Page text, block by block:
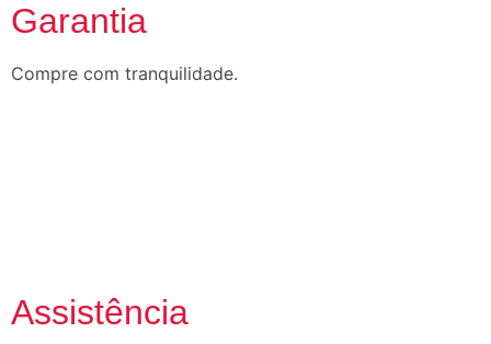
Garantia
Compre com tranquilidade.
Assistência